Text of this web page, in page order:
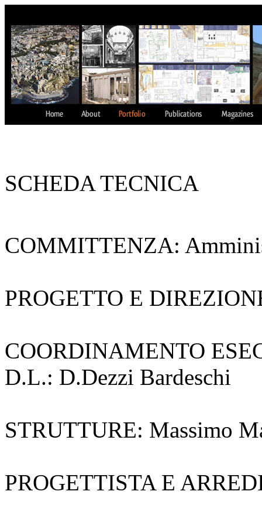
SCHEDA TECNICA
COMMITTENZA:
PROGETTO E
COORDINAMENTO
D.L.: D.Dezzi Bardeschi
STRUTTURE: Massimo
PROGETTISTA E